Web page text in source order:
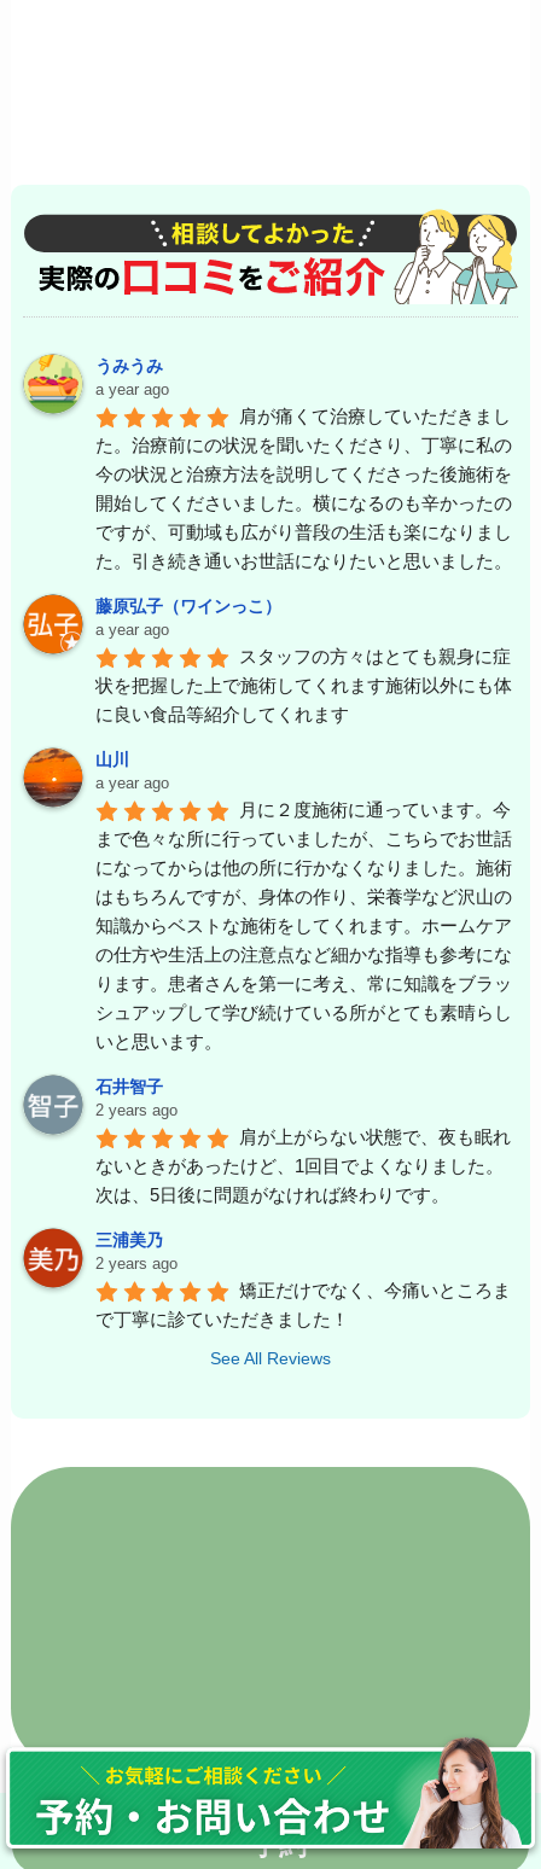
うみうみ
a year ago
肩が痛くて治療していただきまし
た。治療前にの状況を聞いたくださり、丁寧に私の
今の状況と治療方法を説明してくださった後施術を
開始してくださいました。横になるのも辛かったの
ですが、可動域も広がり普段の生活も楽になりまし
た。引き続き通いお世話になりたいと思いました。
藤原弘子（ワインっこ）
a year ago
スタッフの方々はとても親身に症
状を把握した上で施術してくれます施術以外にも体
に良い食品等紹介してくれます
山川
a year ago
月に２度施術に通っています。今
まで色々な所に行っていましたが、こちらでお世話
になってからは他の所に行かなくなりました。施術
はもちろんですが、身体の作り、栄養学など沢山の
知識からベストな施術をしてくれます。ホームケア
の仕方や生活上の注意点など細かな指導も参考にな
ります。患者さんを第一に考え、常に知識をブラッ
シュアップして学び続けている所がとても素晴らし
いと思います。
石井智子
2 years ago
肩が上がらない状態で、夜も眠れ
ないときがあったけど、1回目でよくなりました。
次は、5日後に問題がなければ終わりです。
三浦美乃
2 years ago
矯正だけでなく、今痛いところま
で丁寧に診ていただきました！
See All Reviews
予約